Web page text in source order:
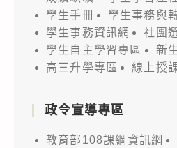
學生手冊
學生事務與
學生事務資訊網
社團
學生自主學習專區
新
高三升學專區
線上授
政令宣導專區
教育部108課綱資訊網